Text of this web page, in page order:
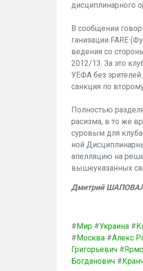
дисциплинар­ного
В сообщении
ганизации FARE
ведения со
2012/13. За это
УЕФА без
санкция по
Полностью
расизма, в то же
суровым для
ной
апелляцию на
вышеуказанных
Дмитрий
#Мир #Украина #
#Москва #Алекс
Григорьевич #
Богданович #